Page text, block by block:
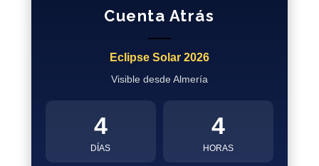
Cuenta Atrás
Eclipse Solar 2026
Visible desde Almería
4
DÍAS
4
HORAS